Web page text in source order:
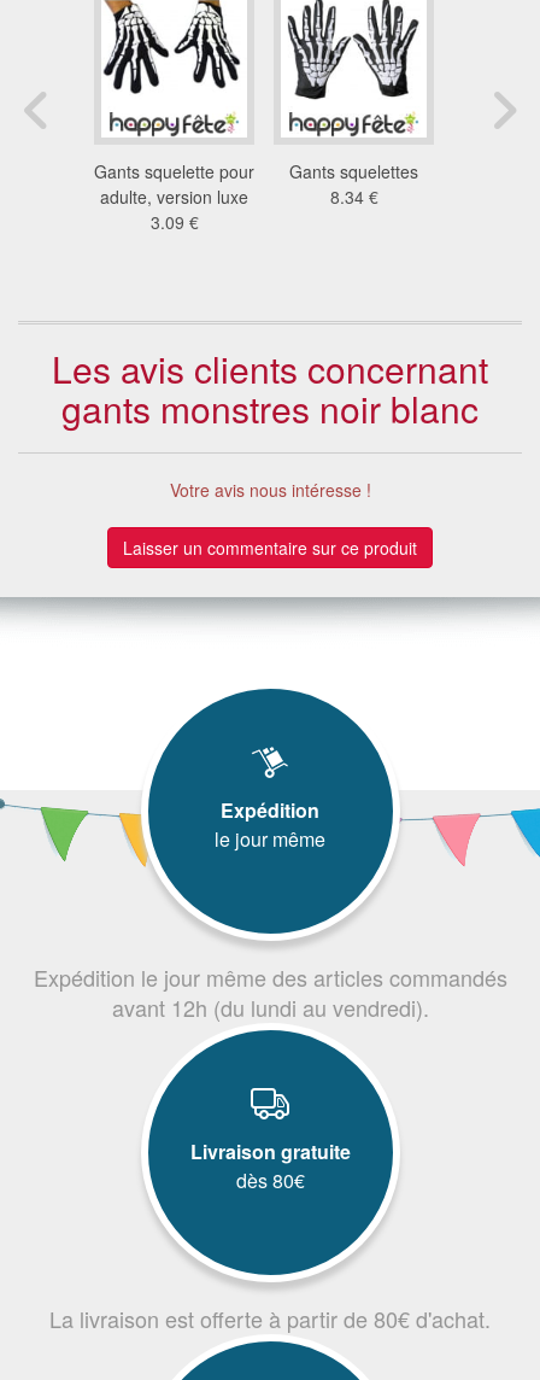
Gants squelette pour
adulte, version luxe
3.09 €
Gants squelettes
8.34 €
Les avis clients concernant
gants monstres noir blanc
Votre avis nous intéresse !
Laisser un commentaire sur ce produit
Expédition
le jour même
Expédition le jour même des articles commandés
avant 12h (du lundi au vendredi).
Livraison gratuite
dès 80€
La livraison est offerte à partir de 80€ d'achat.